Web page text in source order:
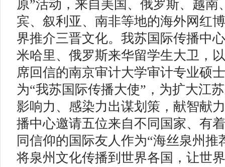
原”活动，来自美国、俄罗斯、越南
宾、叙利亚、南非等地的海外网红
界推介三晋文化。我苏国际传播中
米哈里、俄罗斯来华留学生大卫，
席回信的南京审计大学审计专业硕
为“我苏国际传播大使”，为扩大江
影响力、感染力出谋划策，献智献
播中心邀请五位来自不同国家、有
同信仰的国际友人作为“海丝泉州推
将泉州文化传播到世界各国，让世